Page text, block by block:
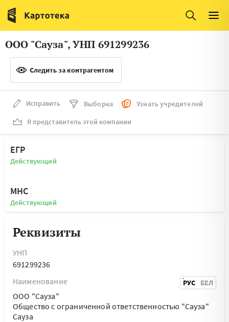
Италия
Люксембург
Литва
Нидерланды
ООО "Сауза", УНП 691299236
Следить за контрагентом
Исправить Выборка
Узнать учредителей
Я представитель этой компании
ЕГР
Действующий
МНС
Действующий
Реквизиты
УНП
691299236
Наименование
РУС БЕЛ
ООО "Сауза"
Общество с ограниченной ответственностью "Сауза"
Сауза